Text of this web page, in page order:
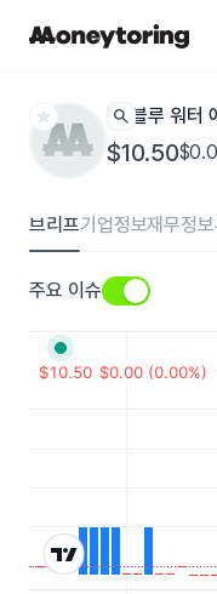
star search 블루 워터
$10.50
브리프기업정보재무정보
주요 이슈